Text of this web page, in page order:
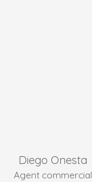
Diego Onesta
Agent commercial